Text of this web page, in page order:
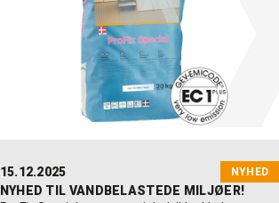
15.12.2025 NYHED
NYHED TIL VANDBELASTEDE MILJØER!